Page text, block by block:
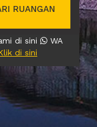
RUANGAN
di sini
WA
di sini